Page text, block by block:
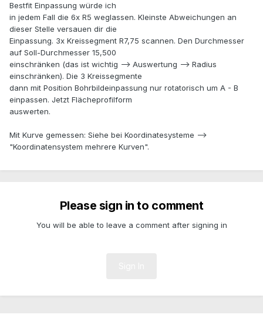
Bestfit Einpassung würde ich
in jedem Fall die 6x R5 weglassen. Kleinste Abweichungen an
dieser Stelle versauen dir die
Einpassung. 3x Kreissegment R7,75 scannen. Den Durchmesser
auf Soll-Durchmesser 15,500
einschränken (das ist wichtig --> Auswertung --> Radius
einschränken). Die 3 Kreissegmente
dann mit Position Bohrbildeinpassung nur rotatorisch um A - B
einpassen. Jetzt Flächeprofilform
auswerten.
Mit Kurve gemessen: Siehe bei Koordinatesysteme -->
"Koordinatensystem mehrere Kurven".
Please sign in to comment
You will be able to leave a comment after signing in